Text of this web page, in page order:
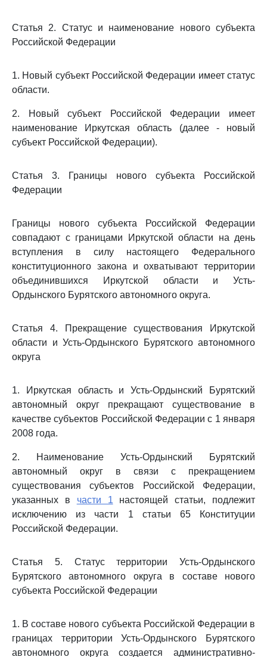
Статья 2. Статус и наименование нового субъекта
Российской Федерации
1. Новый субъект Российской Федерации имеет статус
области.
2. Новый субъект Российской Федерации имеет
наименование Иркутская область (далее - новый
субъект Российской Федерации).
Статья 3. Границы нового субъекта Российской
Федерации
Границы нового субъекта Российской Федерации
совпадают с границами Иркутской области на день
вступления в силу настоящего Федерального
конституционного закона и охватывают территории
объединившихся Иркутской области и Усть-
Ордынского Бурятского автономного округа.
Статья 4. Прекращение существования Иркутской
области и Усть-Ордынского Бурятского автономного
округа
1. Иркутская область и Усть-Ордынский Бурятский
автономный округ прекращают существование в
качестве субъектов Российской Федерации с 1 января
2008 года.
2. Наименование Усть-Ордынский Бурятский
автономный округ в связи с прекращением
существования субъектов Российской Федерации,
указанных в части 1 настоящей статьи, подлежит
исключению из части 1 статьи 65 Конституции
Российской Федерации.
Статья 5. Статус территории Усть-Ордынского
Бурятского автономного округа в составе нового
субъекта Российской Федерации
1. В составе нового субъекта Российской Федерации в
границах территории Усть-Ордынского Бурятского
автономного округа создается административно-